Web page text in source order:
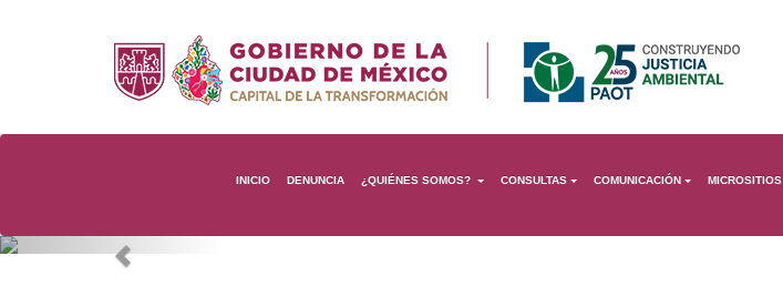
INICIO DENUNCIA ¿QUIÉNES SOMOS? CONSULTAS COMUNICACIÓN MICROSITIOS
Previous